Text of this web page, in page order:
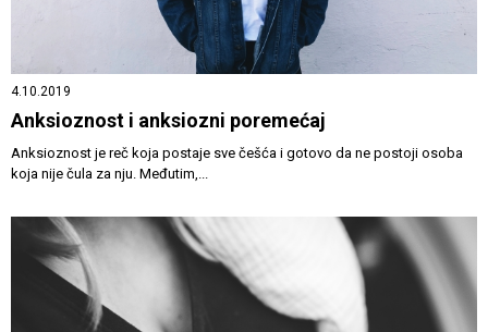
4.10.2019
Anksioznost i anksiozni poremećaj
Anksioznost je reč koja postaje sve češća i gotovo da ne postoji osoba
koja nije čula za nju. Međutim,...